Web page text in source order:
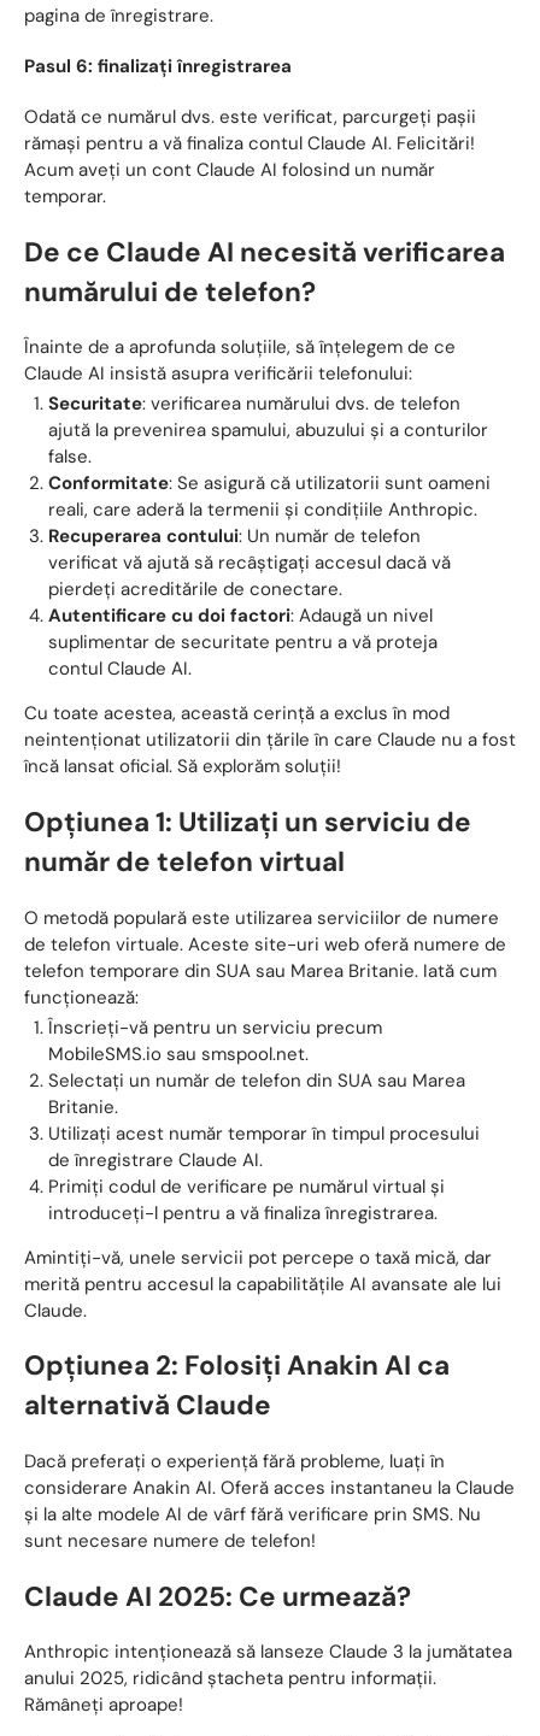
pagina de înregistrare.
Pasul 6: finalizați înregistrarea
Odată ce numărul dvs. este verificat, parcurgeți pașii
rămași pentru a vă finaliza contul Claude AI. Felicitări!
Acum aveți un cont Claude AI folosind un număr
temporar.
De ce Claude AI necesită verificarea
numărului de telefon?
Înainte de a aprofunda soluțiile, să înțelegem de ce
Claude AI insistă asupra verificării telefonului:
Securitate: verificarea numărului dvs. de telefon
ajută la prevenirea spamului, abuzului și a conturilor
false.
Conformitate: Se asigură că utilizatorii sunt oameni
reali, care aderă la termenii și condițiile Anthropic.
Recuperarea contului: Un număr de telefon
verificat vă ajută să recâștigați accesul dacă vă
pierdeți acreditările de conectare.
Autentificare cu doi factori: Adaugă un nivel
suplimentar de securitate pentru a vă proteja
contul Claude AI.
Cu toate acestea, această cerință a exclus în mod
neintenționat utilizatorii din țările în care Claude nu a fost
încă lansat oficial. Să explorăm soluții!
Opțiunea 1: Utilizați un serviciu de
număr de telefon virtual
O metodă populară este utilizarea serviciilor de numere
de telefon virtuale. Aceste site-uri web oferă numere de
telefon temporare din SUA sau Marea Britanie. Iată cum
funcționează:
Înscrieți-vă pentru un serviciu precum
MobileSMS.io sau smspool.net.
Selectați un număr de telefon din SUA sau Marea
Britanie.
Utilizați acest număr temporar în timpul procesului
de înregistrare Claude AI.
Primiți codul de verificare pe numărul virtual și
introduceți-l pentru a vă finaliza înregistrarea.
Amintiți-vă, unele servicii pot percepe o taxă mică, dar
merită pentru accesul la capabilitățile AI avansate ale lui
Claude.
Opțiunea 2: Folosiți Anakin AI ca
alternativă Claude
Dacă preferați o experiență fără probleme, luați în
considerare Anakin AI. Oferă acces instantaneu la Claude
și la alte modele AI de vârf fără verificare prin SMS. Nu
sunt necesare numere de telefon!
Claude AI 2025: Ce urmează?
Anthropic intenționează să lanseze Claude 3 la jumătatea
anului 2025, ridicând ștacheta pentru informații.
Rămâneţi aproape!